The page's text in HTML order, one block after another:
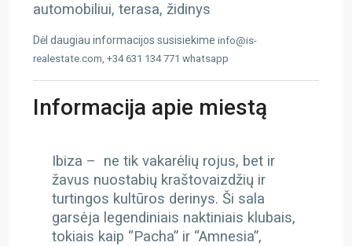
automobiliui, terasa, židinys
Dėl daugiau informacijos susisiekime info@is-
realestate.com, +34 631 134 771 whatsapp
Informacija apie miestą
Ibiza – ne tik vakarėlių rojus, bet ir
žavus nuostabių kraštovaizdžių ir
turtingos kultūros derinys. Ši sala
garsėja legendiniais naktiniais klubais,
tokiais kaip “Pacha” ir “Amnesia”,